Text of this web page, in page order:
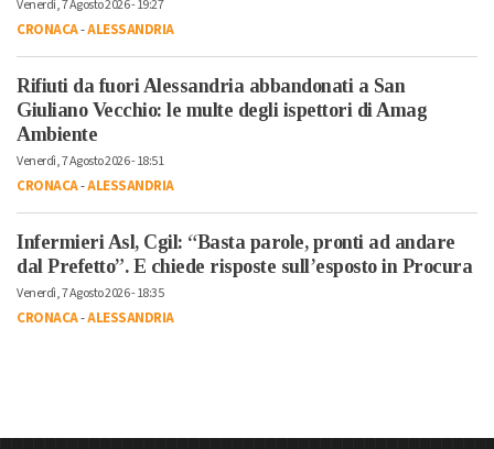
Venerdì, 7 Agosto 2026 - 19:27
CRONACA-ALESSANDRIA
Rifiuti da fuori Alessandria abbandonati a San
Giuliano Vecchio: le multe degli ispettori di Amag
Ambiente
Venerdì, 7 Agosto 2026 - 18:51
CRONACA-ALESSANDRIA
Infermieri Asl, Cgil: “Basta parole, pronti ad andare
dal Prefetto”. E chiede risposte sull’esposto in Procura
Venerdì, 7 Agosto 2026 - 18:35
CRONACA-ALESSANDRIA